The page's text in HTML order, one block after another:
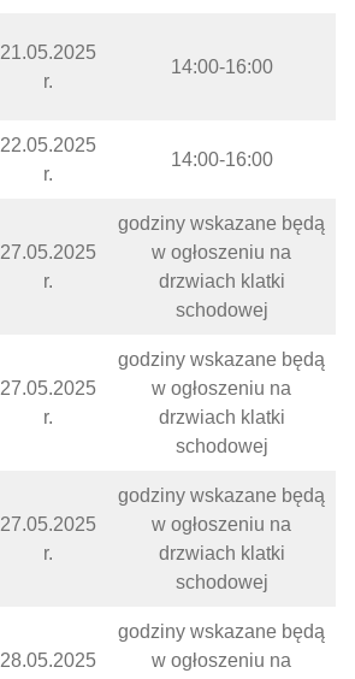
21.05.2025
r.
14:00-16:00
22.05.2025
r.
14:00-16:00
27.05.2025
r.
godziny wskazane będą
w ogłoszeniu na
drzwiach klatki
schodowej
27.05.2025
r.
godziny wskazane będą
w ogłoszeniu na
drzwiach klatki
schodowej
27.05.2025
r.
godziny wskazane będą
w ogłoszeniu na
drzwiach klatki
schodowej
28.05.2025
godziny wskazane będą
w ogłoszeniu na